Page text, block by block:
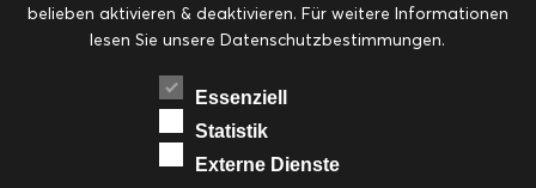
Eingemachtes Ohne Kategorie Ostern Resteküche
RezepteSaisonalSliderStartseite
Suppen, Salate & Vorspeisen
Vorspeisen, Salate & Suppen
Weihnachten Workshops & Events
belieben aktivieren & deaktivieren. Für weitere Informationen
lesen Sie unsere Datenschutzbestimmungen.
Essenziell
Statistik
Externe Dienste